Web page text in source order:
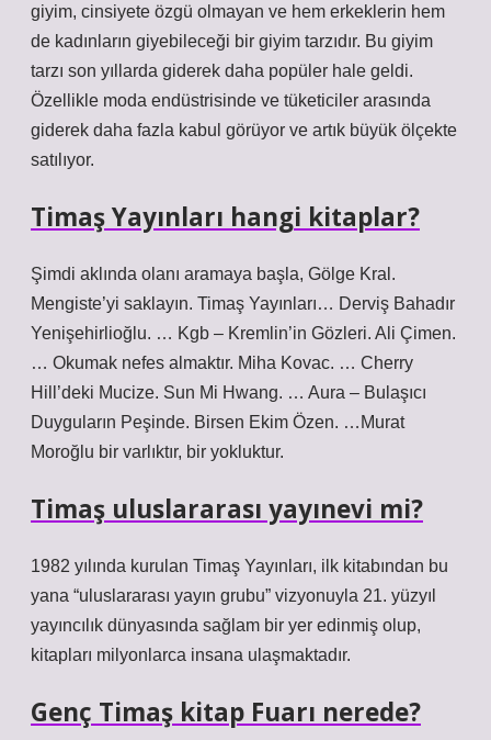
giyim, cinsiyete özgü olmayan ve hem erkeklerin hem
de kadınların giyebileceği bir giyim tarzıdır. Bu giyim
tarzı son yıllarda giderek daha popüler hale geldi.
Özellikle moda endüstrisinde ve tüketiciler arasında
giderek daha fazla kabul görüyor ve artık büyük ölçekte
satılıyor.
Timaş Yayınları hangi kitaplar?
Şimdi aklında olanı aramaya başla, Gölge Kral.
Mengiste’yi saklayın. Timaş Yayınları… Derviş Bahadır
Yenişehirlioğlu. … Kgb – Kremlin’in Gözleri. Ali Çimen.
… Okumak nefes almaktır. Miha Kovac. … Cherry
Hill’deki Mucize. Sun Mi Hwang. … Aura – Bulaşıcı
Duyguların Peşinde. Birsen Ekim Özen. …Murat
Moroğlu bir varlıktır, bir yokluktur.
Timaş uluslararası yayınevi mi?
1982 yılında kurulan Timaş Yayınları, ilk kitabından bu
yana “uluslararası yayın grubu” vizyonuyla 21. yüzyıl
yayıncılık dünyasında sağlam bir yer edinmiş olup,
kitapları milyonlarca insana ulaşmaktadır.
Genç Timaş kitap Fuarı nerede?